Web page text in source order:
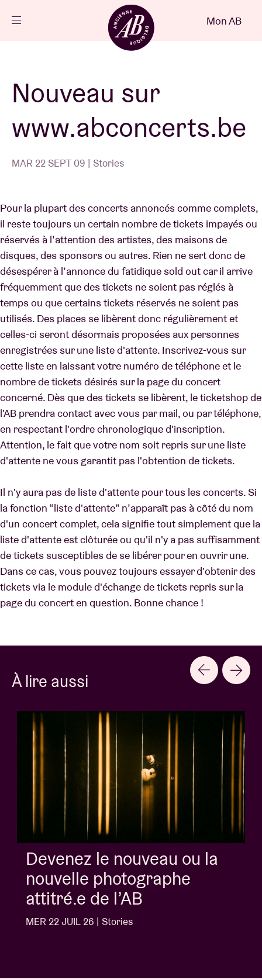
FR
Projets
Actualités
Infos visiteurs
AB ❤ you
Location de salles
BRDCST
ABtv
Chèque-concert
À propos de l'AB
Mon AB
Nouveau sur
www.abconcerts.be
MAR 22 SEPT 09 | Stories
Pour la plupart des concerts annoncés comme complets,
il reste toujours un certain nombre de tickets impayés ou
réservés à l’attention des artistes, des maisons de
disques, des sponsors ou autres. Rien ne sert donc de
désespérer à l’annonce du fatidique sold out car il arrive
fréquemment que des tickets ne soient pas réglés à
temps ou que certains tickets réservés ne soient pas
utilisés. Des places se libèrent donc régulièrement et
celles-ci seront désormais proposées aux personnes
enregistrées sur une liste d'attente. Inscrivez-vous sur
cette liste en laissant votre numéro de téléphone et le
nombre de tickets désirés sur la page du concert
concerné. Dès que des tickets se libèrent, le ticketshop de
l'AB prendra contact avec vous par mail, ou par téléphone,
en respectant l'ordre chronologique d'inscription.
Attention, le fait que votre nom soit repris sur une liste
d'attente ne vous garantit pas l'obtention de tickets.
Il n'y aura pas de liste d'attente pour tous les concerts. Si
la fonction “liste d'attente” n’apparaît pas à côté du nom
d'un concert complet, cela signifie tout simplement que la
liste d'attente est clôturée ou qu'il n'y a pas suffisamment
de tickets susceptibles de se libérer pour en ouvrir une.
Dans ce cas, vous pouvez toujours essayer d'obtenir des
tickets via le module d'échange de tickets repris sur la
page du concert en question. Bonne chance !
À lire aussi
Devenez le nouveau ou la
nouvelle photographe
attitré.e de l’AB
MER 22 JUIL 26 | Stories